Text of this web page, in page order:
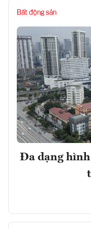
Bất động sản
Đa dạng